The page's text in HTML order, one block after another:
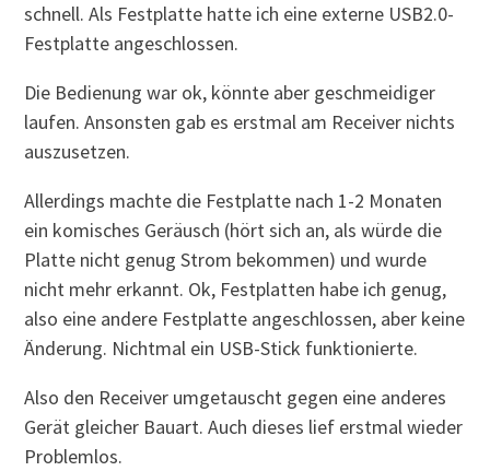
schnell. Als Festplatte hatte ich eine externe USB2.0-
Festplatte angeschlossen.
Die Bedienung war ok, könnte aber geschmeidiger
laufen. Ansonsten gab es erstmal am Receiver nichts
auszusetzen.
Allerdings machte die Festplatte nach 1-2 Monaten
ein komisches Geräusch (hört sich an, als würde die
Platte nicht genug Strom bekommen) und wurde
nicht mehr erkannt. Ok, Festplatten habe ich genug,
also eine andere Festplatte angeschlossen, aber keine
Änderung. Nichtmal ein USB-Stick funktionierte.
Also den Receiver umgetauscht gegen eine anderes
Gerät gleicher Bauart. Auch dieses lief erstmal wieder
Problemlos.